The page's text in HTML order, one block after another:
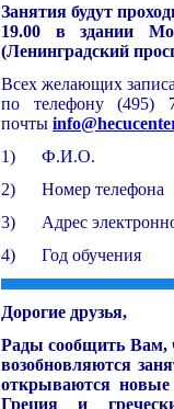
Занятия будут
19.00
в здании
(Ленинградский
Всех желающих
по телефону (495)
почты
1) Ф.И.О.
2) Номер телефона
3) Адрес
4) Год обучения
Дорогие друзья,
Рады сообщить Вам,
возобновляются
открываются
Греция и